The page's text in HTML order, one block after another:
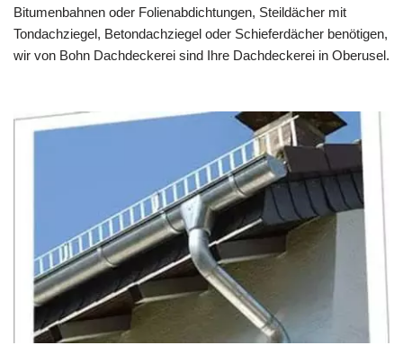
Bitumenbahnen oder Folienabdichtungen, Steildächer mit
Tondachziegel, Betondachziegel oder Schieferdächer benötigen,
wir von Bohn Dachdeckerei sind Ihre Dachdeckerei in Oberusel.